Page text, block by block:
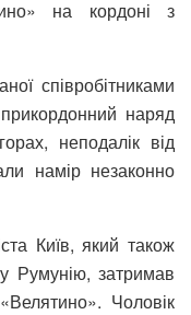
на кордоні з
співробітниками
наряд
неподалік від
намір незаконно
Київ, який також
Румунію, затримав
Чоловік